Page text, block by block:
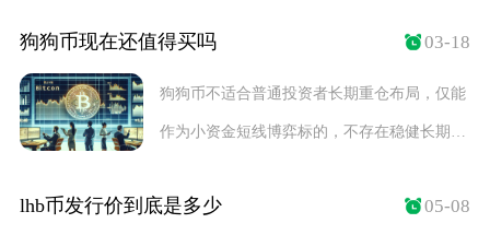
狗狗币现在还值得买吗 03-18
狗狗币不适合普通投资者长期重仓布局，仅能
作为小资金短线博弈标的，不存在稳健长期投
lhb币发行价到底是多少 05-08